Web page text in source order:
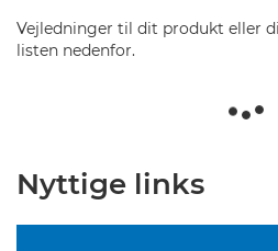
Vejledninger til dit produkt eller
listen nedenfor.
Nyttige links